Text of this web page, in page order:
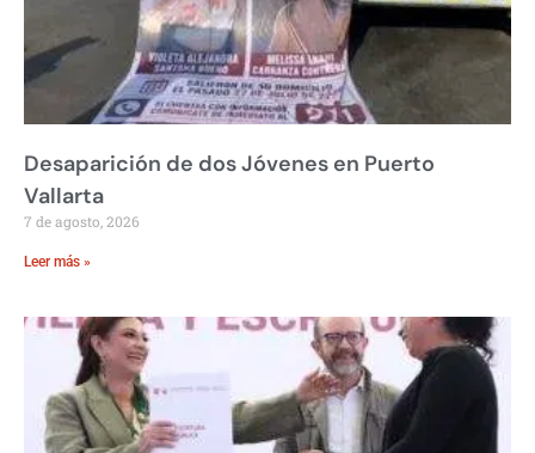
Desaparición de dos Jóvenes en Puerto
Vallarta
7 de agosto, 2026
Leer más »